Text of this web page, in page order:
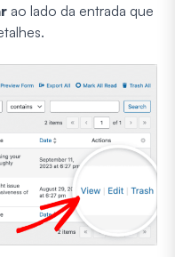
ao lado da entrada que